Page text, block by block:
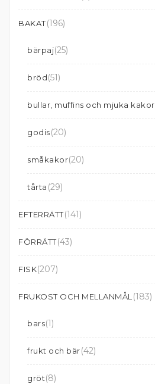
BAKAT(196)
bärpaj(25)
bröd(51)
bullar, muffins och mjuka kakor
godis(20)
småkakor(20)
tårta (29)
EFTERRÄTT(141)
FÖRRÄTT(43)
FISK(207)
FRUKOST OCH MELLANMÅL (183)
bars(1)
frukt och bär(42)
gröt(8)